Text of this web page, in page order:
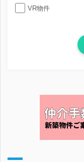
VR物件